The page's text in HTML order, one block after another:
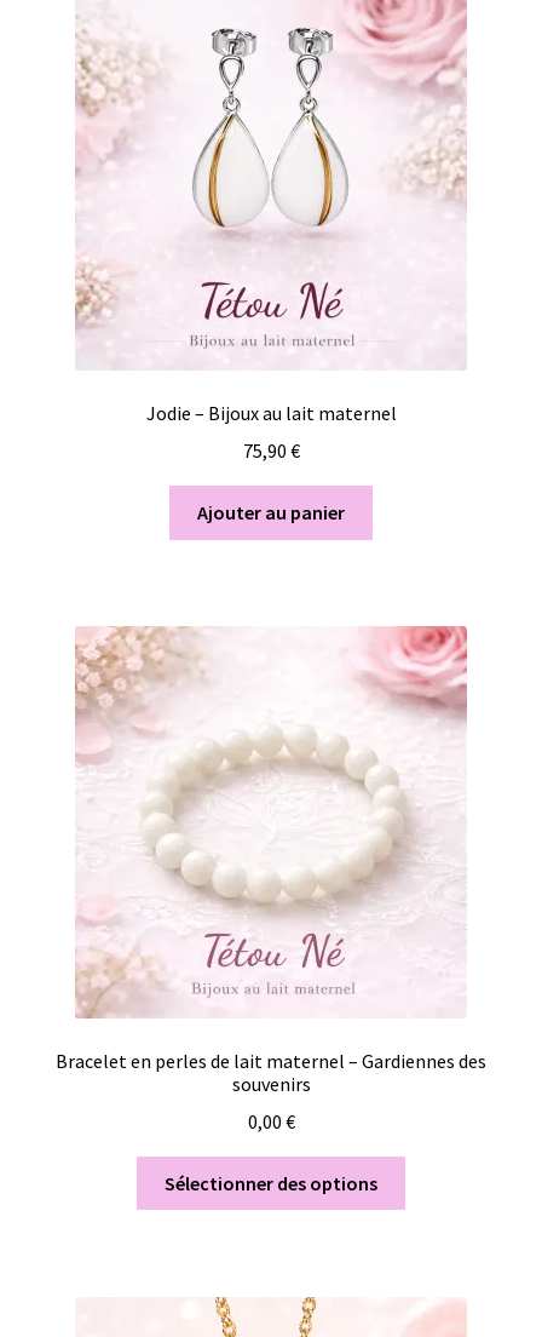
Jodie – Bijoux au lait maternel
75,90 €
Ajouter au panier
Bracelet en perles de lait maternel – Gardiennes des
souvenirs
0,00 €
Sélectionner des options